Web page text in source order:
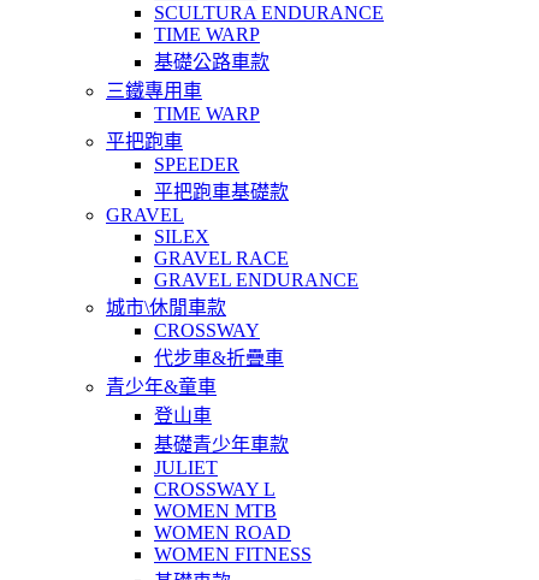
SCULTURA ENDURANCE
TIME WARP
基礎公路車款
三鐵專用車
TIME WARP
平把跑車
SPEEDER
平把跑車基礎款
GRAVEL
SILEX
GRAVEL RACE
GRAVEL ENDURANCE
城市\休閒車款
CROSSWAY
代步車&折疊車
青少年&童車
登山車
基礎青少年車款
JULIET
CROSSWAY L
WOMEN MTB
WOMEN ROAD
WOMEN FITNESS